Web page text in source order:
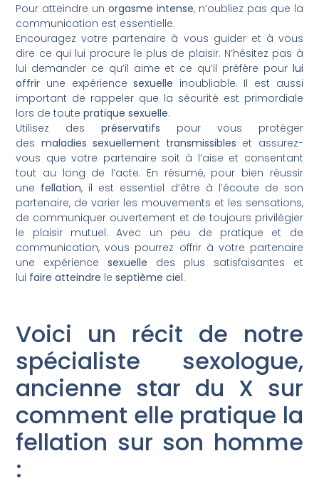
Pour atteindre unorgasme intense, n’oubliez pas que la
communication est essentielle.
Encouragez votre partenaire à vous guider et à vous
dire ce qui lui procure le plus de plaisir. N’hésitez pas à
lui demander ce qu’il aime et ce qu’il préfère pour lui
offrir une expériencesexuelle inoubliable. Il est aussi
important de rappeler que la sécurité est primordiale
lors de toutepratique sexuelle.
Utilisez despréservatifs pour vous protéger
des maladies sexuellement transmissibles et assurez-
vous que votre partenaire soit à l’aise et consentant
tout au long de l’acte. En résumé, pour bien réussir
une fellation, il est essentiel d’être à l’écoute de son
partenaire, de varier les mouvements et les sensations,
de communiquer ouvertement et de toujours privilégier
le plaisir mutuel. Avec un peu de pratique et de
communication, vous pourrez offrir à votre partenaire
une expériencesexuelle des plus satisfaisantes et
lui faire atteindre leseptième ciel.
Voici un récit de notre
spécialiste sexologue,
ancienne star du X sur
comment elle pratique la
fellation sur son homme
: